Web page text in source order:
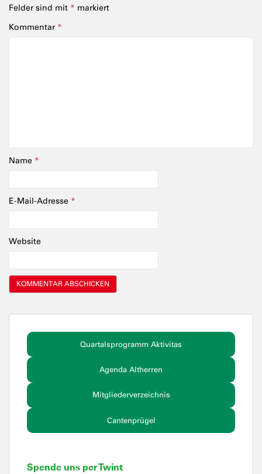
Felder sind mit * markiert
Kommentar *
Name *
E-Mail-Adresse *
Website
Quartalsprogramm Aktivitas
Agenda Altherren
Mitgliederverzeichnis
Cantenprügel
Spende uns per Twint